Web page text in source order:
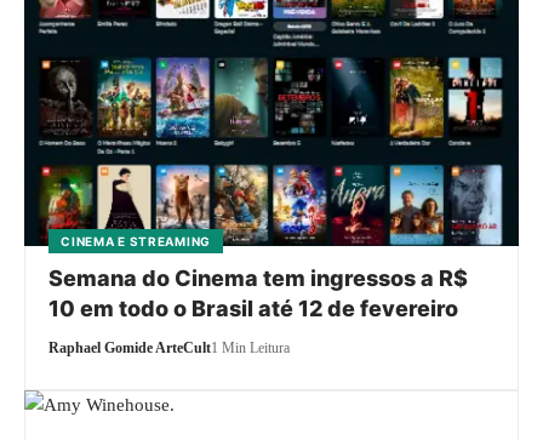
CINEMA E STREAMING
Semana do Cinema tem ingressos a R$
10 em todo o Brasil até 12 de fevereiro
Raphael Gomide ArteCult1 Min Leitura